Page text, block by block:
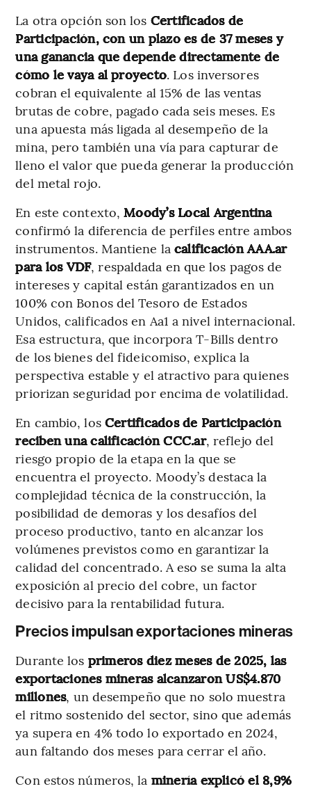
La otra opción son los Certificados de
Participación, con un plazo es de 37 meses y
una ganancia que depende directamente de
cómo le vaya al proyecto. Los inversores
cobran el equivalente al 15% de las ventas
brutas de cobre, pagado cada seis meses. Es
una apuesta más ligada al desempeño de la
mina, pero también una vía para capturar de
lleno el valor que pueda generar la producción
del metal rojo.
En este contexto,Moody’s Local Argentina
confirmó la diferencia de perfiles entre ambos
instrumentos. Mantiene la calificación AAA.ar
para los VDF, respaldada en que los pagos de
intereses y capital están garantizados en un
100% con Bonos del Tesoro de Estados
Unidos, calificados en Aa1 a nivel internacional.
Esa estructura, que incorpora T-Bills dentro
de los bienes del fideicomiso, explica la
perspectiva estable y el atractivo para quienes
priorizan seguridad por encima de volatilidad.
En cambio, los Certificados de Participación
reciben una calificación CCC.ar, reflejo del
riesgo propio de la etapa en la que se
encuentra el proyecto. Moody’s destaca la
complejidad técnica de la construcción, la
posibilidad de demoras y los desafíos del
proceso productivo, tanto en alcanzar los
volúmenes previstos como en garantizar la
calidad del concentrado. A eso se suma la alta
exposición al precio del cobre, un factor
decisivo para la rentabilidad futura.
Precios impulsan exportaciones mineras
Durante los primeros diez meses de 2025, las
exportaciones mineras alcanzaron US$4.870
millones, un desempeño que no solo muestra
el ritmo sostenido del sector, sino que además
ya supera en 4% todo lo exportado en 2024,
aun faltando dos meses para cerrar el año.
Con estos números, la minería explicó el 8,9%